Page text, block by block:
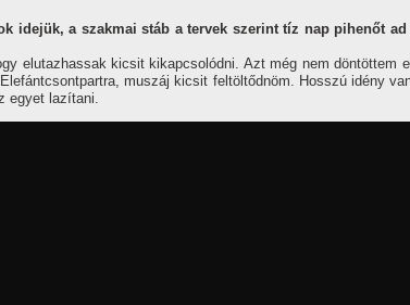
idejük, a szakmai stáb a tervek szerint tíz nap pihenőt
elutazhassak kicsit kikapcsolódni. Azt még nem döntöttem
muszáj kicsit feltöltődnöm. Hosszú idény
egyet lazítani.